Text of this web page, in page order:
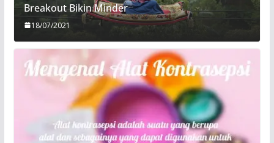
Breakout Bikin Minder
18/07/2021